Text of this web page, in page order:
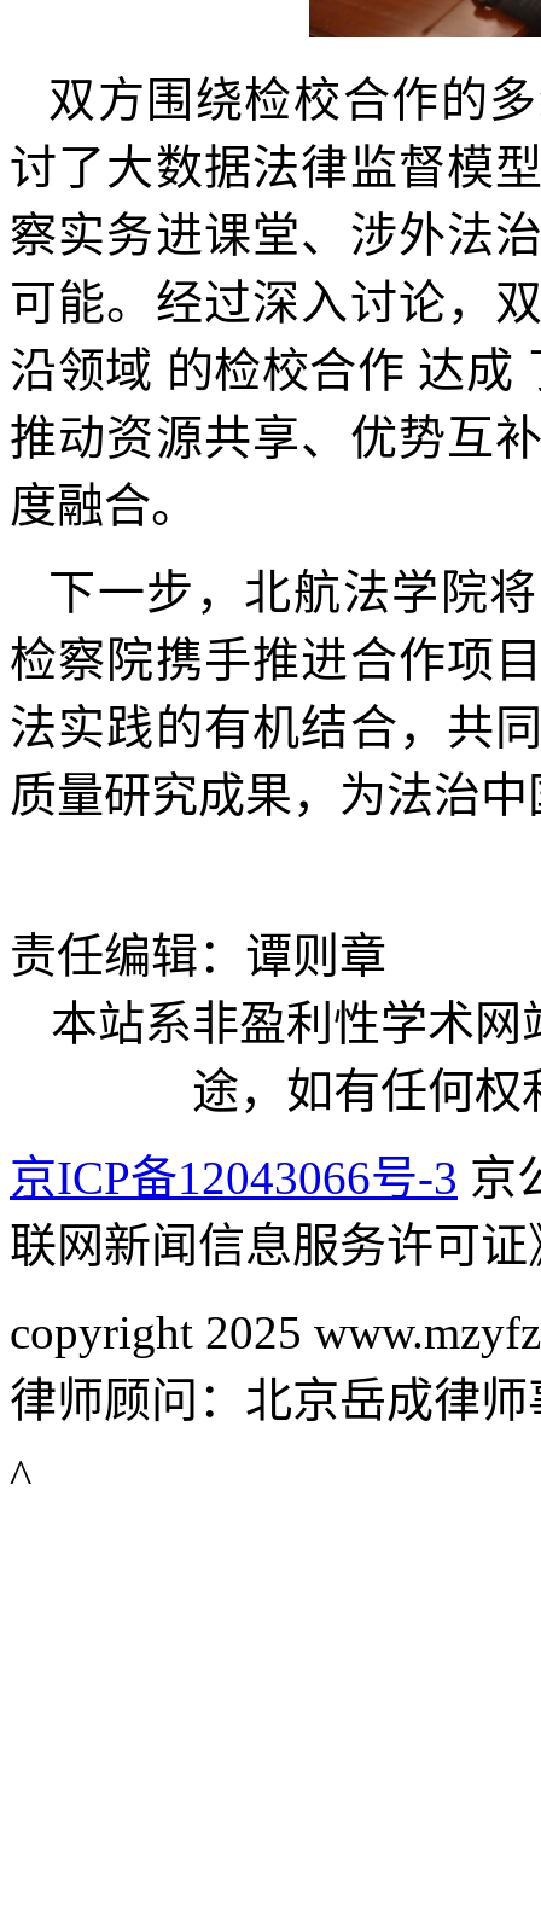
双方围绕检校合作的
讨了大数据法律监督模
察实务进课堂、涉外法
可能。经过深入讨论，
沿领域 的检校合作 达成
推动资源共享、优势互
度融合。
下一步，北航法学院
检察院携手推进合作项
法实践的有机结合，共
质量研究成果，为法治
责任编辑：谭则章
本站系非盈利性学术
途，如有任何权
京ICP备12043066号-3 京
联网新闻信息服务许可证
copyright 2025
律师顾问：北京岳成律师
^